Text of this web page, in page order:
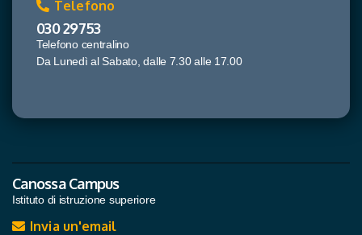
Telefono
030 29753
Telefono centralino
Da Lunedì al Sabato, dalle 7.30 alle 17.00
Canossa Campus
Istituto di istruzione superiore
Invia un'email